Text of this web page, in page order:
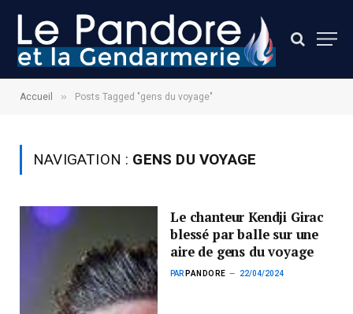
Accueil » Posts Tagged "gens du voyage"
NAVIGATION : GENS DU VOYAGE
Le chanteur Kendji Girac
blessé par balle sur une
aire de gens du voyage
PAR PANDORE 22/04/2024